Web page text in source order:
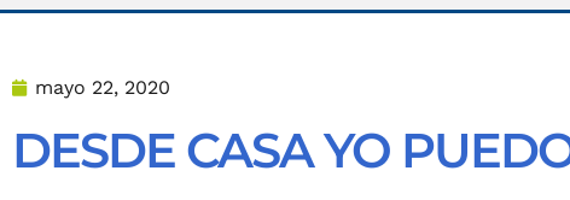
mayo 22, 2020
DESDE CASA YO